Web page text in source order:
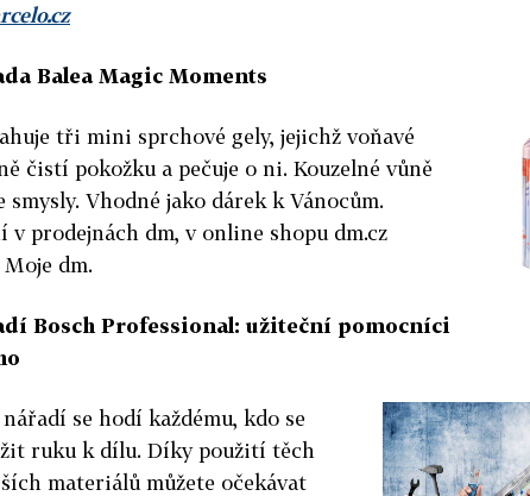
Balea Magic Moments
tři mini sprchové gely, jejichž voňavé
čistí pokožku a pečuje o ni. Kouzelné vůně
smysly. Vhodné jako dárek k Vánocům.
v prodejnách dm, v online shopu dm.cz
dm.
Bosch Professional: užiteční pomocníci
se hodí každému, kdo se
ruku k dílu. Díky použití těch
materiálů můžete očekávat